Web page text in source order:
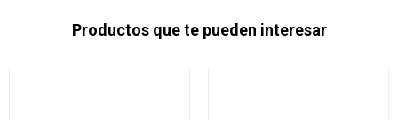
Productos que te pueden interesar